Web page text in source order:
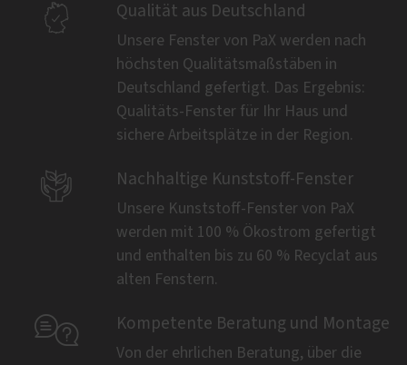
 Qualität aus Deutschland
Unsere Fenster von PaX werden nach
höchsten Qualitätsmaßstäben in
Deutschland gefertigt. Das Ergebnis:
Qualitäts-Fenster für Ihr Haus und
sichere Arbeitsplätze in der Region.
 Nachhaltige Kunststoff-Fenster
Unsere Kunststoff-Fenster von PaX
werden mit 100 % Ökostrom gefertigt
und enthalten bis zu 60 % Recyclat aus
alten Fenstern.
 Kompetente Beratung und Montage
Von der ehrlichen Beratung, über die